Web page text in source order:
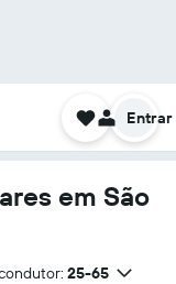
Entrar
em São
25-65